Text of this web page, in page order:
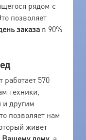
рядом с
позволяет
заказав 90%
570
техники,
и другим
позволяет нам
живет